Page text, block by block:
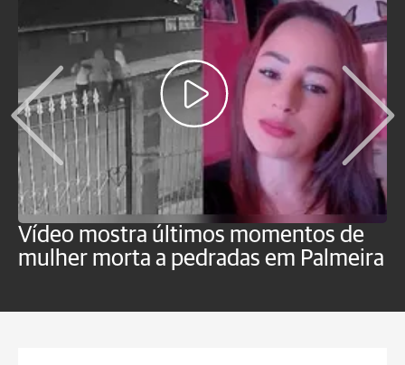
Vídeo mostra últimos momentos de
mulher morta a pedradas em Palmeira